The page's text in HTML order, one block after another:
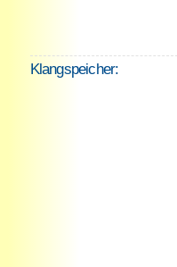
Klangspeicher: